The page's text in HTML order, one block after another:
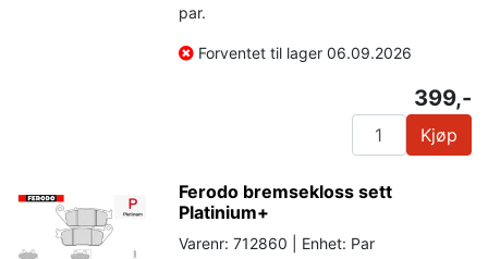
par.
Forventet til lager 06.09.2026
399,-
Kjøp
Ferodo bremsekloss sett
Platinium+
Varenr: 712860 | Enhet: Par